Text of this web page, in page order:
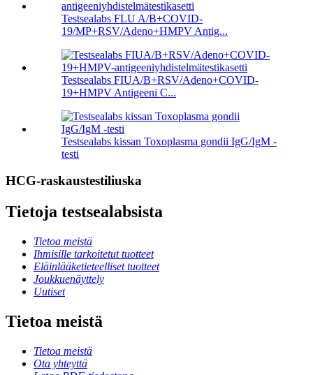
Testsealabs FLU A/B+COVID-
19/MP+RSV/Adeno+HMPV Antig...
Testsealabs FIUA/B+RSV/Adeno+COVID-
19+HMPV Antigeeni C...
Testsealabs kissan Toxoplasma gondii IgG/IgM -
testi
HCG-raskaustestiliuska
Tietoja testsealabsista
Tietoa meistä
Ihmisille tarkoitetut tuotteet
Eläinlääketieteelliset tuotteet
Joukkuenäyttely
Uutiset
Tietoa meistä
Tietoa meistä
Ota yhteyttä